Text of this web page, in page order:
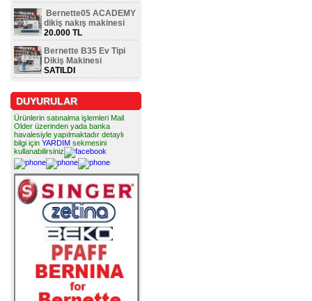
Bernette05 ACADEMY
dikiş nakış makinesi
20.000 TL
Bernette B35 Ev Tipi
Dikiş Makinesi
SATILDI
DUYURULAR
Ürünlerin satınalma işlemleri Mail
Older üzerinden yada banka
havalesiyle yapılmaktadır detaylı
bilgi için YARDIM sekmesini
kullanabilirsiniz